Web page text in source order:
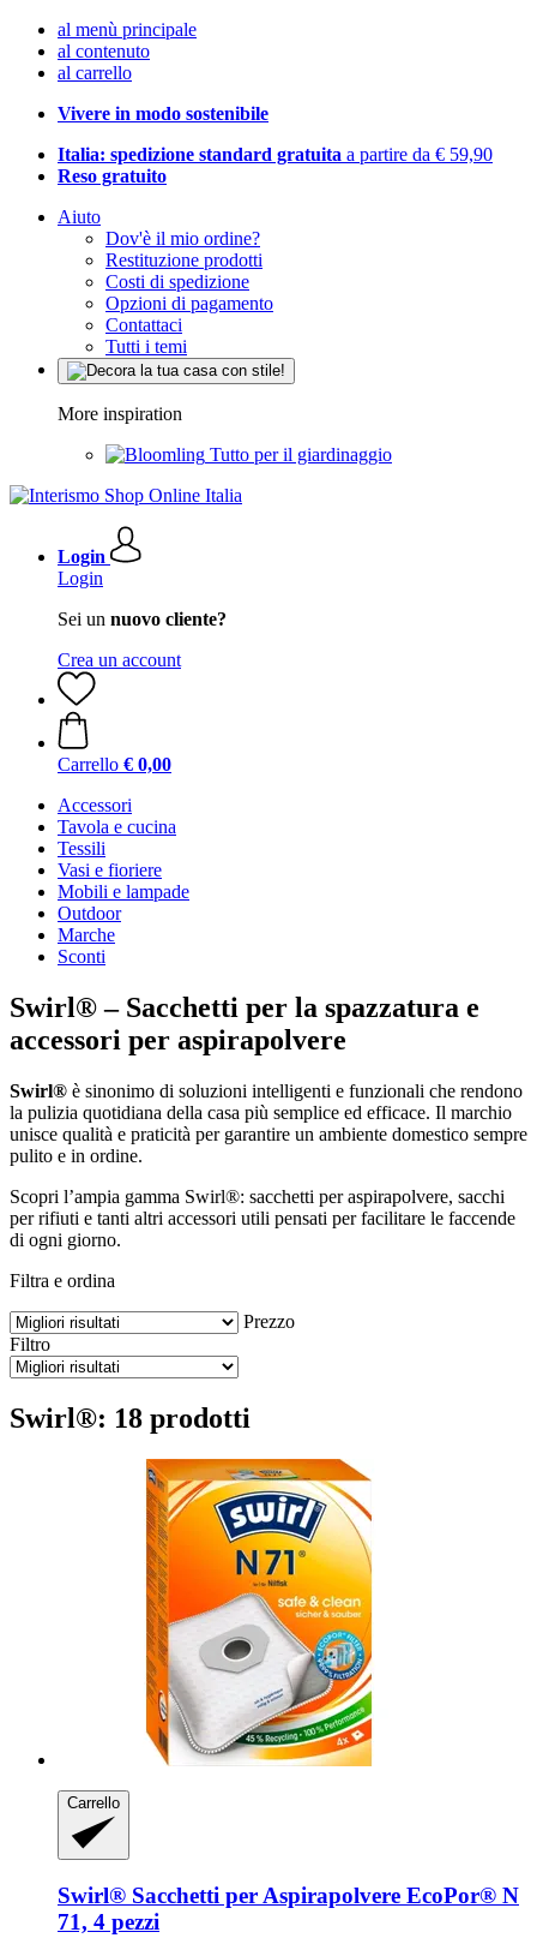
al menù principale
al contenuto
al carrello
Vivere in modo sostenibile
Italia: spedizione standard gratuita a partire da € 59,90
Reso gratuito
Aiuto
Dov'è il mio ordine?
Restituzione prodotti
Costi di spedizione
Opzioni di pagamento
Contattaci
Tutti i temi
More inspiration
Tutto per il giardinaggio
Login
Login
Sei un nuovo cliente?
Crea un account
Carrello € 0,00
Accessori
Tavola e cucina
Tessili
Vasi e fioriere
Mobili e lampade
Outdoor
Marche
Sconti
Swirl® – Sacchetti per la spazzatura e
accessori per aspirapolvere
Swirl® è sinonimo di soluzioni intelligenti e funzionali che rendono
la pulizia quotidiana della casa più semplice ed efficace. Il marchio
unisce qualità e praticità per garantire un ambiente domestico sempre
pulito e in ordine.
Scopri l’ampia gamma Swirl®: sacchetti per aspirapolvere, sacchi
per rifiuti e tanti altri accessori utili pensati per facilitare le faccende
di ogni giorno.
Filtra e ordina
Prezzo
Filtro
Swirl®: 18 prodotti
Carrello
Swirl® Sacchetti per Aspirapolvere EcoPor® N
71, 4 pezzi